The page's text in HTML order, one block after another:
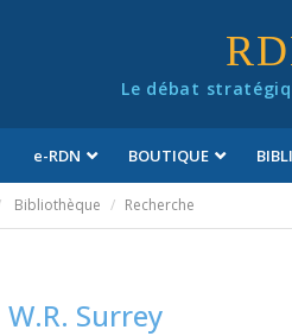
Le débat
e-RDN BOUTIQUE
Bibliothèque Recherche
W.R. Surrey